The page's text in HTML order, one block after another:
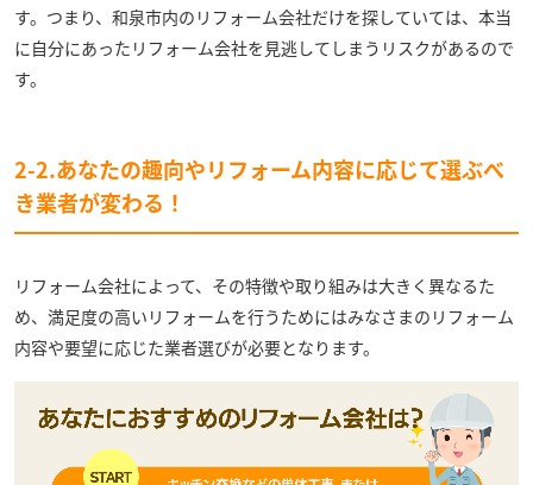
す。つまり、和泉市内のリフォーム会社だけを探していては、本当
に自分にあったリフォーム会社を見逃してしまうリスクがあるので
す。
2-2.あなたの趣向やリフォーム内容に応じて選ぶべ
き業者が変わる！
リフォーム会社によって、その特徴や取り組みは大きく異なるた
め、満足度の高いリフォームを行うためにはみなさまのリフォーム
内容や要望に応じた業者選びが必要となります。